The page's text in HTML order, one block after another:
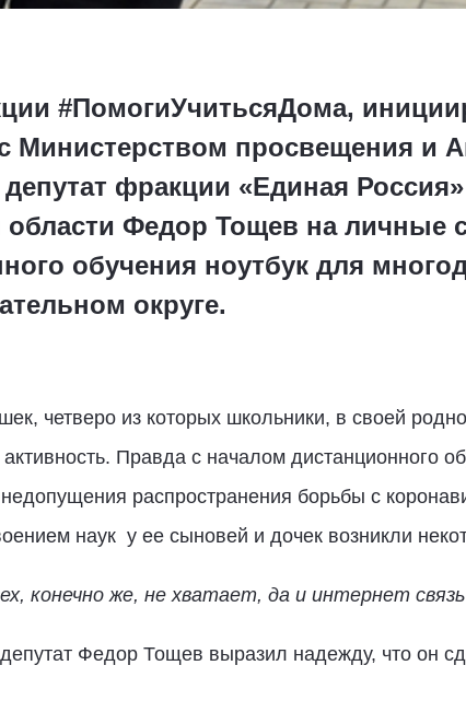
#ПомогиУчитьсяДома,
Министерством просвещения и
фракции «Единая
области Федор Тощев на личные
обучения ноутбук для
округе.
четверо из которых школьники, в своей
активность. Правда с началом дистанционного
распространения борьбы с
наук у ее сыновей и дочек возникли
конечно же, не хватает, да и интернет
Федор Тощев выразил надежду, что он